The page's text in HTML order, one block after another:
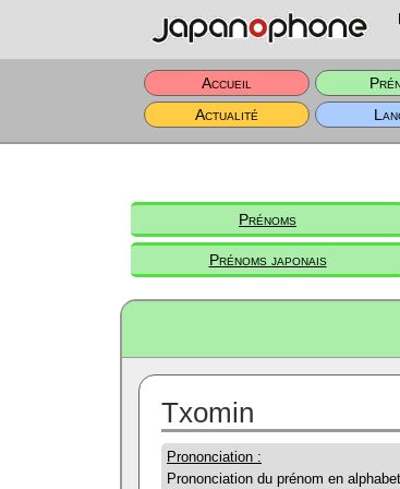
Accueil
Actualité
Prénoms
Prénoms japonais
Txomin
Prononciation :
Prononciation du prénom en